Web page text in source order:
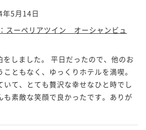
年5月14日
スーペリアツイン オーシャンビュ
しました。 平日だったので、他のお
ともなく、ゆっくりホテルを満喫。
いて、とても贅沢な幸せなひと時でし
も素敵な笑顔で良かったです。ありが